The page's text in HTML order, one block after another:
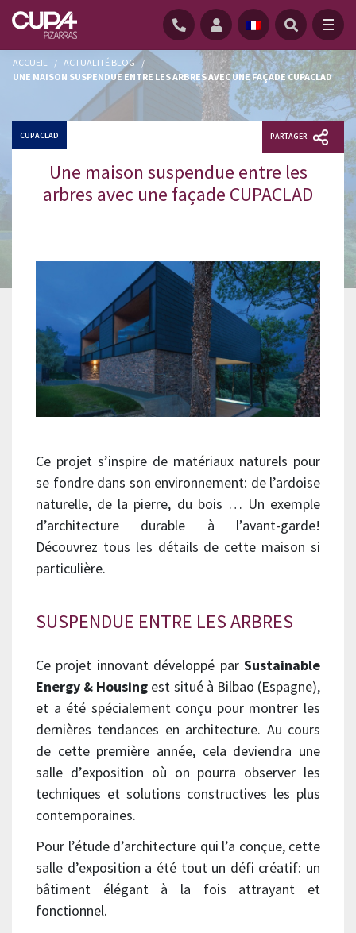
ACCUEIL / ACTUALITÉ BLOG
/
UNE MAISON SUSPENDUE ENTRE LES ARBRES AVEC UNE FAÇADE CUPACLAD
CUPACLAD PARTAGER
Une maison suspendue entre les
arbres avec une façade CUPACLAD
Ce projet s’inspire de matériaux naturels pour
se fondre dans son environnement: de l’ardoise
naturelle, de la pierre, du bois … Un exemple
d’architecture durable à l’avant-garde!
Découvrez tous les détails de cette maison si
particulière.
SUSPENDUE ENTRE LES ARBRES
Ce projet innovant développé par Sustainable
Energy & Housing est situé à Bilbao (Espagne),
et a été spécialement conçu pour montrer les
dernières tendances en architecture. Au cours
de cette première année, cela deviendra une
salle d’exposition où on pourra observer les
techniques et solutions constructives les plus
contemporaines.
Pour l’étude d’architecture qui l’a conçue, cette
salle d’exposition a été tout un défi créatif: un
bâtiment élégant à la fois attrayant et
fonctionnel.